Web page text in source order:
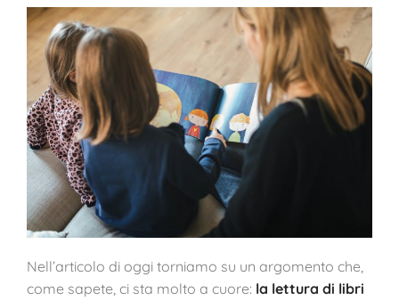
Nell’articolo di oggi torniamo su un argomento che,
come sapete, ci sta molto a cuore: la lettura di libri